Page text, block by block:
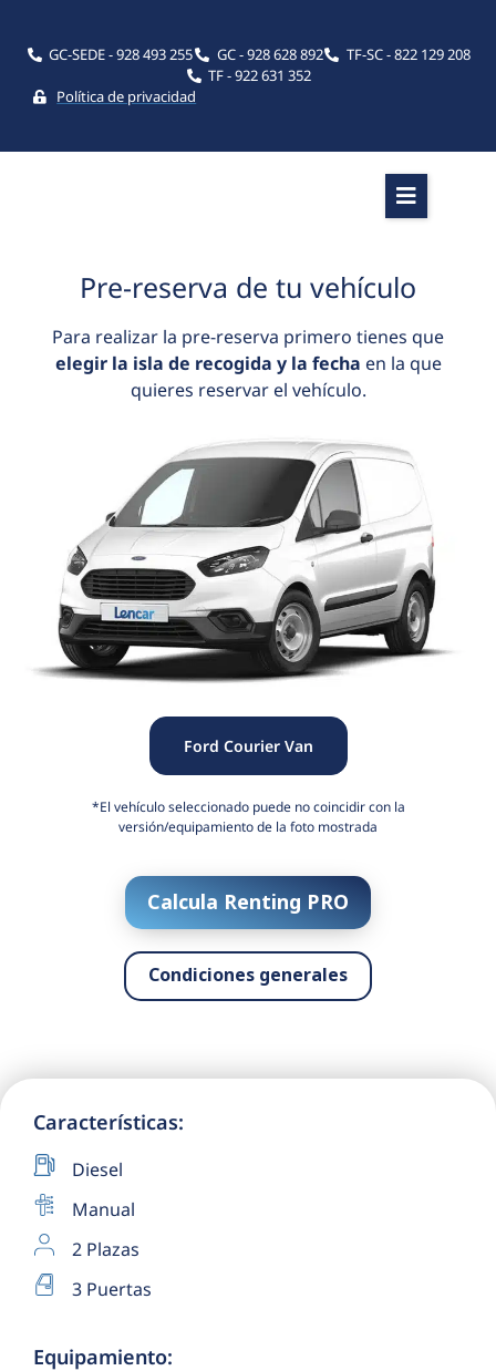
GC-SEDE - 928 493 255 GC - 928 628 892
TF-SC - 822 129 208
TF - 922 631 352
Política de privacidad
Pre-reserva de tu vehículo
Para realizar la pre-reserva primero tienes que
elegir la isla de recogida y la fecha en la que
quieres reservar el vehículo.
Ford Courier Van
*El vehículo seleccionado puede no coincidir con la
versión/equipamiento de la foto mostrada
Calcula Renting PRO
Condiciones generales
Características:
Diesel
Manual
2 Plazas
3 Puertas
Equipamiento: